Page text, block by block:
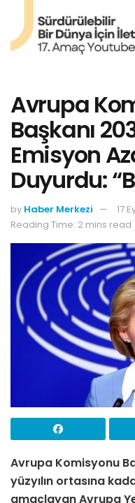
Avrupa
Başkanı
Emisyon
Duyurdu:
by Haber Merkezi
17
Reading Time: 2 mins read
Avrupa Komisyonu
yüzyılın ortasına
amaçlayan Avrupa